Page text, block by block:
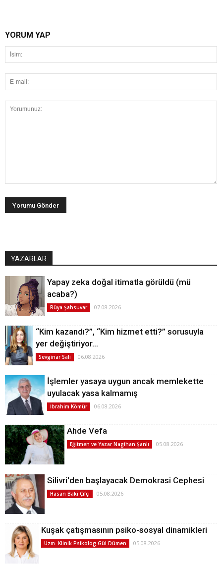
YORUM YAP
YAZARLAR
Yapay zeka doğal itimatla görüldü (mü
acaba?)
Rüya Şahsuvar 07.08.2026
“Kim kazandı?”, “Kim hizmet etti?” sorusuyla
yer değiştiriyor…
Sevginar Sali 06.08.2026
İşlemler yasaya uygun ancak memlekette
uyulacak yasa kalmamış
İbrahim Kömür 06.08.2026
Ahde Vefa
Eğitmen ve Yazar Nagihan Şanlı 05.08.2026
Silivri'den başlayacak Demokrasi Cephesi
Hasan Baki Çifçi 05.08.2026
Kuşak çatışmasının psiko-sosyal dinamikleri
Uzm. Klinik Psikolog Gül Dümen 05.08.2026